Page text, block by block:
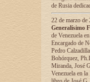
de Rusia
22 de marzo
Generalísimo
de Venezuela
Encargado de
Pedro
Bohórquez,
Miranda, José
Venezuela en